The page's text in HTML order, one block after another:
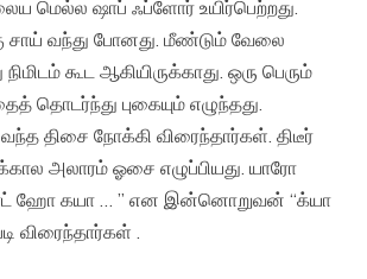
மெல்ல ஷாப் ஃப்ளோர் உயிர்பெற்றது.
சாய் வந்து போனது. மீண்டும் வேலை
கூட ஆகியிருக்காது. ஒரு பெரும்
தொடர்ந்து புகையும் எழுந்தது.
திசை நோக்கி விரைந்தார்கள். திடீர்
அலாரம் ஓசை எழுப்பியது. யாரோ
ஹோ கயா … ” என இன்னொறுவன் “க்யா
விரைந்தார்கள் .